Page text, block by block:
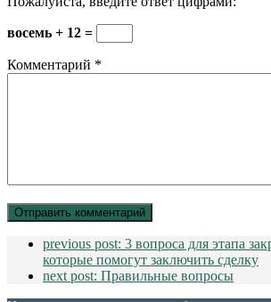
восемь + 12 =
Комментарий *
previous post: 3 вопроса для этапа
которые помогут заключить сделку
next post: Правильные вопросы